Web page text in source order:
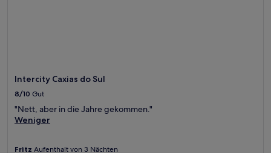
Intercity Caxias do Sul
8/10 Gut
"Nett, aber in die Jahre gekommen."
Weniger
Fritz Aufenthalt von 3 Nächten